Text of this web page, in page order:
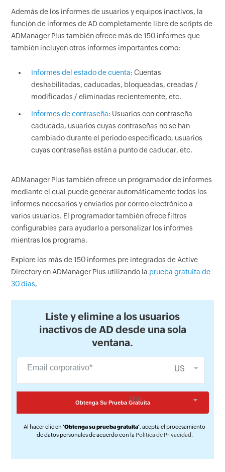
Además de los informes de usuarios y equipos inactivos, la
función de informes de AD completamente libre de scripts de
ADManager Plus también ofrece más de 150 informes que
también incluyen otros informes importantes como:
Informes del estado de cuenta: Cuentas
deshabilitadas, caducadas, bloqueadas, creadas /
modificadas / eliminadas recientemente, etc.
Informes de contraseña: Usuarios con contraseña
caducada, usuarios cuyas contraseñas no se han
cambiado durante el periodo especificado, usuarios
cuyas contraseñas están a punto de caducar, etc.
ADManager Plus también ofrece un programador de informes
mediante el cual puede generar automáticamente todos los
informes necesarios y enviarlos por correo electrónico a
varios usuarios. El programador también ofrece filtros
configurables para ayudarlo a personalizar los informes
mientras los programa.
Explore los más de 150 informes pre integrados de Active
Directory en ADManager Plus utilizando la prueba gratuita de
30 días,
Liste y elimine a los usuarios
inactivos de AD desde una sola
ventana.
US
Al hacer clic en'Obtenga su prueba gratuita', acepta el procesamiento
de datos personales de acuerdo con la Política de Privacidad